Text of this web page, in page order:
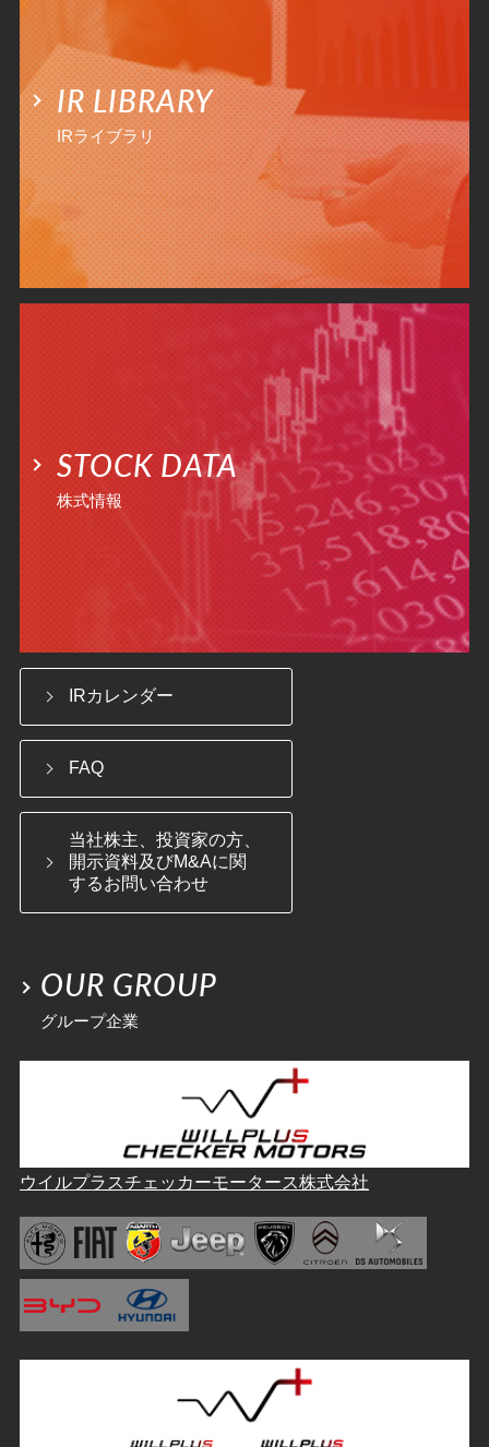
IR LIBRARY
IRライブラリ
STOCK DATA
株式情報
IRカレンダー
FAQ
当社株主、投資家の方、
開示資料及びM&Aに関
するお問い合わせ
OUR GROUP
グループ企業
ウイルプラスチェッカーモータース株式会社